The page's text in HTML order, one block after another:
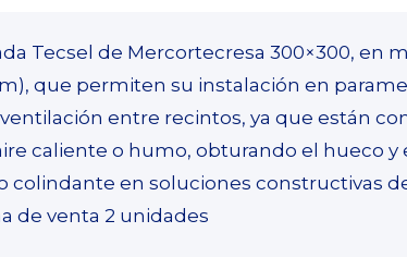
Tecsel de Mercortecresa 300×300, en
que permiten su instalación en
entre recintos, ya que están
caliente o humo, obturando el hueco y
en soluciones constructivas
de venta 2 unidades